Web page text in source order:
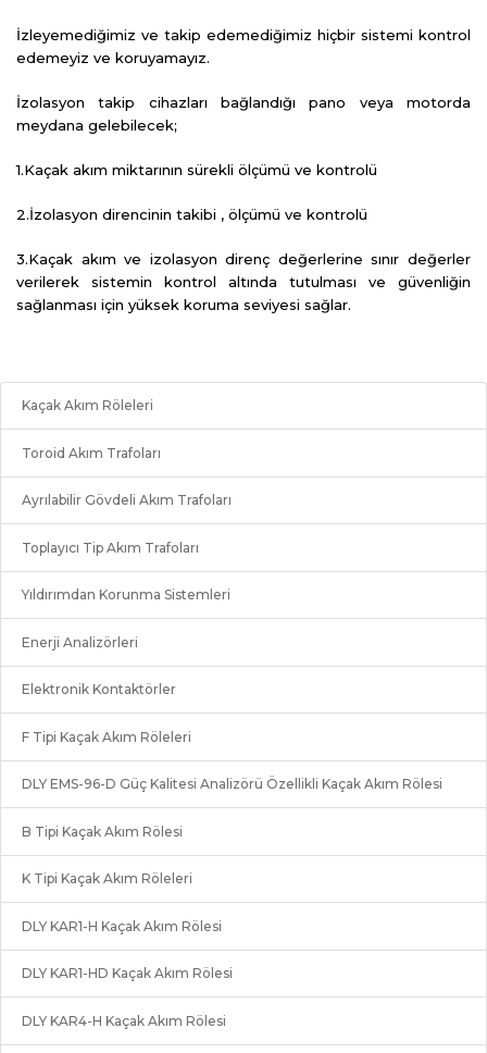
İzleyemediğimiz ve takip edemediğimiz hiçbir sistemi kontrol
edemeyiz ve koruyamayız.
İzolasyon takip cihazları bağlandığı pano veya motorda
meydana gelebilecek;
1.Kaçak akım miktarının sürekli ölçümü ve kontrolü
2.İzolasyon direncinin takibi , ölçümü ve kontrolü
3.Kaçak akım ve izolasyon direnç değerlerine sınır değerler
verilerek sistemin kontrol altında tutulması ve güvenliğin
sağlanması için yüksek koruma seviyesi sağlar.
Kaçak Akım Röleleri
Toroid Akım Trafoları
Ayrılabilir Gövdeli Akım Trafoları
Toplayıcı Tip Akım Trafoları
Yıldırımdan Korunma Sistemleri
Enerji Analizörleri
Elektronik Kontaktörler
F Tipi Kaçak Akım Röleleri
DLY EMS-96-D Güç Kalitesi Analizörü Özellikli Kaçak Akım Rölesi
B Tipi Kaçak Akım Rölesi
K Tipi Kaçak Akım Röleleri
DLY KAR1-H Kaçak Akım Rölesi
DLY KAR1-HD Kaçak Akım Rölesi
DLY KAR4-H Kaçak Akım Rölesi